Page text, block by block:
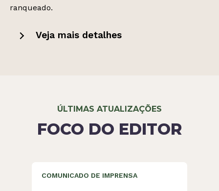
ranqueado.
Veja mais detalhes
ÚLTIMAS ATUALIZAÇÕES
FOCO DO EDITOR
COMUNICADO DE IMPRENSA